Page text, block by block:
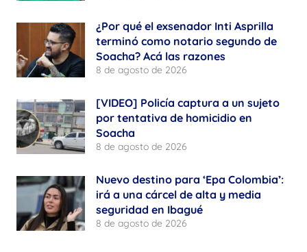
¿Por qué el exsenador Inti Asprilla
terminó como notario segundo de
Soacha? Acá las razones
8 de agosto de 2026
[VIDEO] Policía captura a un sujeto
por tentativa de homicidio en
Soacha
8 de agosto de 2026
Nuevo destino para ‘Epa Colombia’:
irá a una cárcel de alta y media
seguridad en Ibagué
8 de agosto de 2026